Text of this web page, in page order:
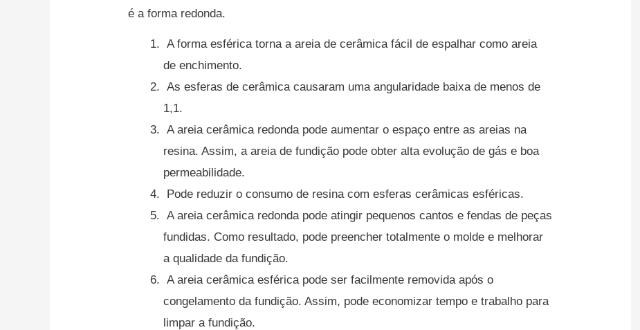
é a forma redonda.
A forma esférica torna a areia de cerâmica fácil de espalhar como areia
de enchimento.
As esferas de cerâmica causaram uma angularidade baixa de menos de
1,1.
A areia cerâmica redonda pode aumentar o espaço entre as areias na
resina.Assim, a areia de fundição pode obter alta evolução de gás e boa
permeabilidade.
Pode reduzir o consumo de resina com esferas cerâmicas esféricas.
A areia cerâmica redonda pode atingir pequenos cantos e fendas de peças
fundidas. Como resultado, pode preencher totalmente o molde e melhorar
a qualidade da fundição.
A areia cerâmica esférica pode ser facilmente removida após o
congelamento da fundição.Assim, pode economizar tempo e trabalho para
limpar a fundição.